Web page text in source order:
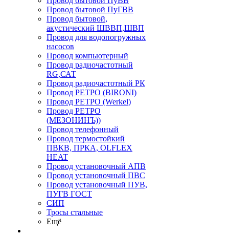
Провод бытовой ПуГВВ
Провод бытовой,
акустический ШВВП,ШВП
Провод для водопогружных
насосов
Провод компьютерный
Провод радиочастотный
RG,САТ
Провод радиочастотный РК
Провод РЕТРО (BIRONI)
Провод РЕТРО (Werkel)
Провод РЕТРО
(МЕЗОНИНЪ))
Провод телефонный
Провод термостойкий
ПВКВ, ПРКА, OLFLEX
HEAT
Провод установочный АПВ
Провод установочный ПВС
Провод установочный ПУВ,
ПУГВ ГОСТ
СИП
Тросы стальные
Ещё